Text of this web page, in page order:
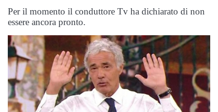
Per il momento il conduttore Tv ha dichiarato di non
essere ancora pronto.